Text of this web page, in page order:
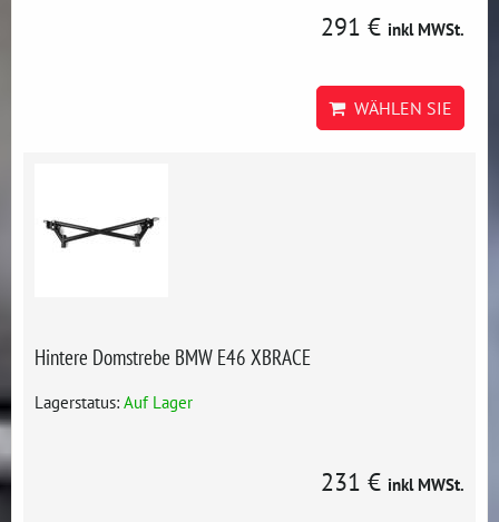
291 € inkl MWSt.
WÄHLEN SIE
Hintere Domstrebe BMW E46 XBRACE
Lagerstatus: Auf Lager
231 € inkl MWSt.